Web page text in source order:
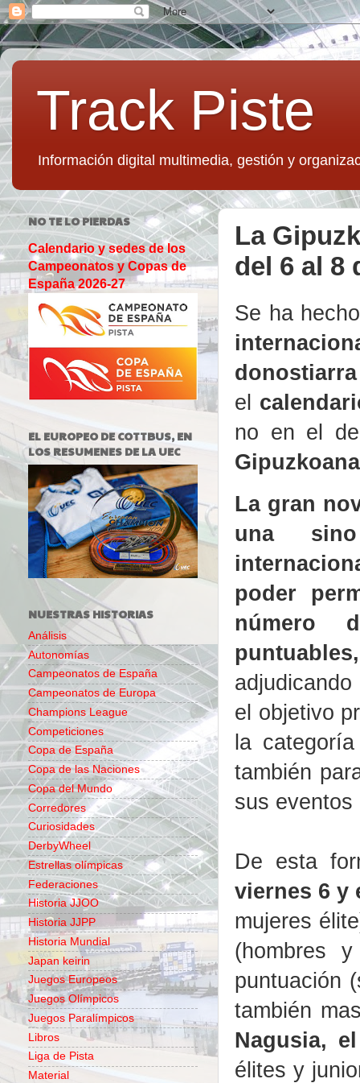
Track Piste
Información digital multimedia, gestión y
La
del 6 al 8
Se ha
el
no en el
La gran
una
poder
número
puntuables
el objetivo
la
también
sus eventos
De esta
viernes 6 y
mujeres
(hombres
puntuación
también
Nagusia,
élites y
NO TE LO PIERDAS
Calendario y sedes de los
Campeonatos y Copas de
España 2026-27
EL EUROPEO DE COTTBUS, EN
LOS RESUMENES DE LA UEC
NUESTRAS HISTORIAS
Análisis
Autonomías
Campeonatos de España
Campeonatos de Europa
Champions League
Competiciones
Copa de España
Copa de las Naciones
Copa del Mundo
Corredores
Curiosidades
DerbyWheel
Estrellas olímpicas
Federaciones
Historia JJOO
Historia JJPP
Historia Mundial
Japan keirin
Juegos Europeos
Juegos Olímpicos
Juegos Paralímpicos
Libros
Liga de Pista
Material